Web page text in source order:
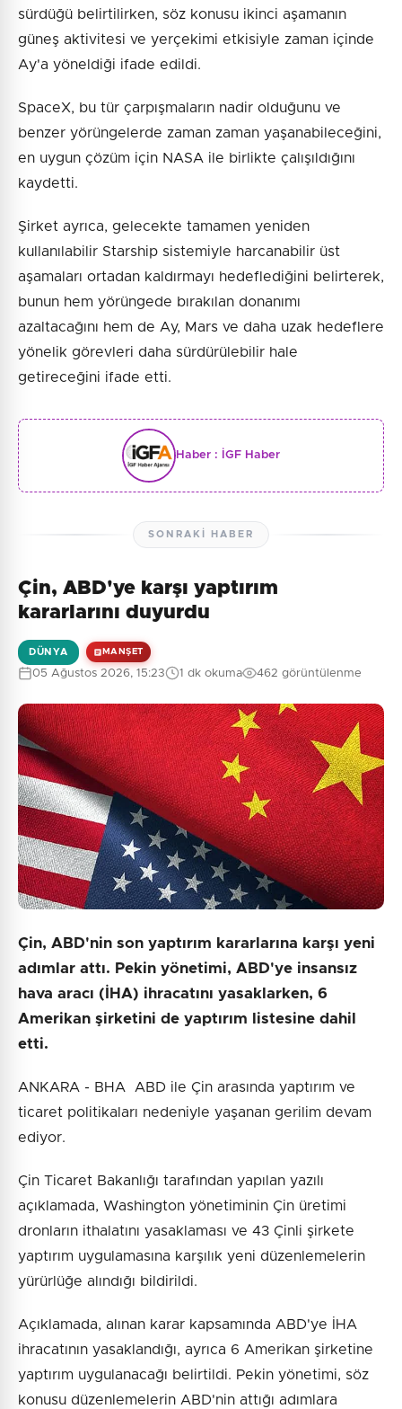
sürdüğü belirtilirken, söz konusu ikinci aşamanın
güneş aktivitesi ve yerçekimi etkisiyle zaman içinde
Ay'a yöneldiği ifade edildi.
SpaceX, bu tür çarpışmaların nadir olduğunu ve
benzer yörüngelerde zaman zaman yaşanabileceğini,
en uygun çözüm için NASA ile birlikte çalışıldığını
kaydetti.
Şirket ayrıca, gelecekte tamamen yeniden
kullanılabilir Starship sistemiyle harcanabilir üst
aşamaları ortadan kaldırmayı hedeflediğini belirterek,
bunun hem yörüngede bırakılan donanımı
azaltacağını hem de Ay, Mars ve daha uzak hedeflere
yönelik görevleri daha sürdürülebilir hale
getireceğini ifade etti.
Haber : İGF Haber
SONRAKI HABER
Çin, ABD'ye karşı yaptırım
kararlarını duyurdu
DÜNYA MANŞET
05 Ağustos 2026, 15:23 1 dk okuma 462 görüntülenme
Çin, ABD'nin son yaptırım kararlarına karşı yeni
adımlar attı. Pekin yönetimi, ABD'ye insansız
hava aracı (İHA) ihracatını yasaklarken, 6
Amerikan şirketini de yaptırım listesine dahil
etti.
ANKARA - BHA ABD ile Çin arasında yaptırım ve
ticaret politikaları nedeniyle yaşanan gerilim devam
ediyor.
Çin Ticaret Bakanlığı tarafından yapılan yazılı
açıklamada, Washington yönetiminin Çin üretimi
dronların ithalatını yasaklaması ve 43 Çinli şirkete
yaptırım uygulamasına karşılık yeni düzenlemelerin
yürürlüğe alındığı bildirildi.
Açıklamada, alınan karar kapsamında ABD'ye İHA
ihracatının yasaklandığı, ayrıca 6 Amerikan şirketine
yaptırım uygulanacağı belirtildi. Pekin yönetimi, söz
konusu düzenlemelerin ABD'nin attığı adımlara